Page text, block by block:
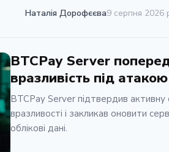
Наталія Дорофєєва9 серпня 2026
BTCPay Server
вразливість під атакою
BTCPay Server підтвердив активну
вразливості і закликав оновити
облікові дані.